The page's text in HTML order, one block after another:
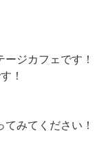
ジカフェです！
！
みてください！